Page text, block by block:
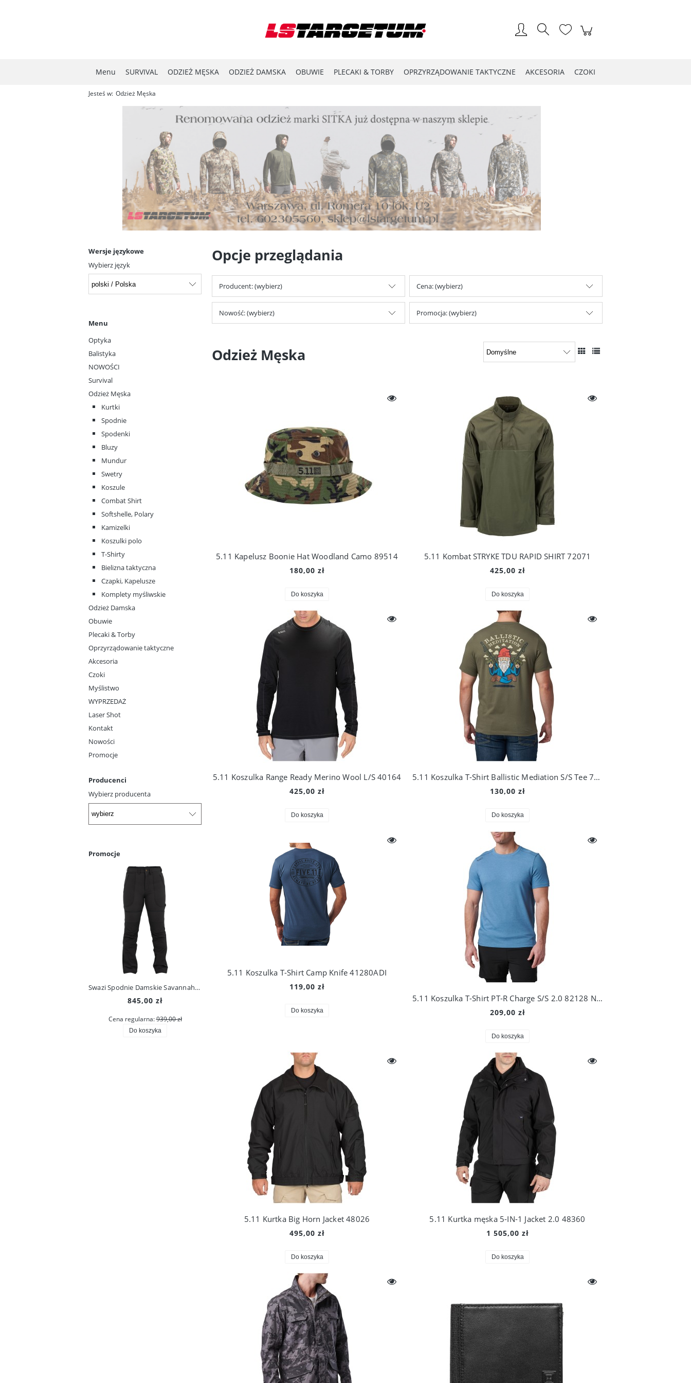
Menu SURVIVAL ODZIEŻ MĘSKA ODZIEŻ DAMSKA OBUWIE PLECAKI & TORBY OPRZYRZĄDOWANIE TAKTYCZNE AKCESORIA CZOKI
Jesteś w: Odzież Męska
Wersje językowe
Wybierz język
Menu
Optyka
Balistyka
NOWOŚCI
Survival
Odzież Męska
Kurtki
Spodnie
Spodenki
Bluzy
Mundur
Swetry
Koszule
Combat Shirt
Softshelle, Polary
Kamizelki
Koszulki polo
T-Shirty
Bielizna taktyczna
Czapki, Kapelusze
Komplety myśliwskie
Odzież Damska
Obuwie
Plecaki & Torby
Oprzyrządowanie taktyczne
Akcesoria
Czoki
Myślistwo
WYPRZEDAŻ
Laser Shot
Kontakt
Nowości
Promocje
Producenci
Wybierz producenta
Promocje
Swazi Spodnie Damskie Savannah Pants Iron Sand
845,00 zł
Cena regularna:939,00 zł
Do koszyka
Swazi Kurtka polarowa Nahanni
1 755,00 zł
Opcje przeglądania
Producent: (wybierz) Cena: (wybierz)
Nowość: (wybierz) Promocja: (wybierz)
Odzież Męska
5.11 Kapelusz Boonie Hat Woodland Camo 89514
180,00 zł
Do koszyka
5.11 Kombat STRYKE TDU RAPID SHIRT 72071
425,00 zł
Do koszyka
5.11 Koszulka Range Ready Merino Wool L/S 40164
425,00 zł
Do koszyka
5.11 Koszulka T-Shirt Ballistic Mediation S/S Tee 76148
130,00 zł
Do koszyka
5.11 Koszulka T-Shirt Camp Knife 41280ADI
119,00 zł
Do koszyka
5.11 Koszulka T-Shirt PT-R Charge S/S 2.0 82128 NEW
209,00 zł
Do koszyka
5.11 Kurtka Big Horn Jacket 48026
495,00 zł
Do koszyka
5.11 Kurtka męska 5-IN-1 Jacket 2.0 48360
1 505,00 zł
Do koszyka